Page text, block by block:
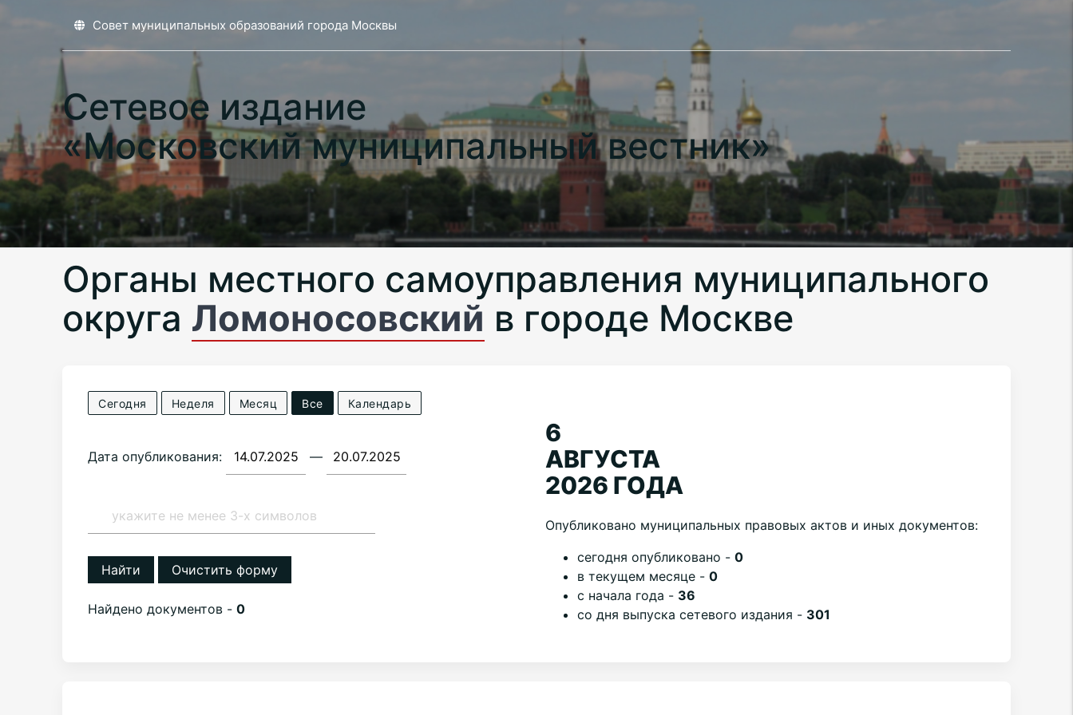
Совет муниципальных образований города Москвы
Сетевое издание
«Московский муниципальный вестник»
Органы местного самоуправления муниципального
округа Ломоносовский в городе Москве
Сегодня Неделя Месяц Все Календарь
Дата опубликования: —
Найти Очистить форму
Найдено документов -0
6
АВГУСТА
2026 ГОДА
Опубликовано муниципальных правовых актов и иных документов:
cегодня опубликовано -0
в текущем месяце -0
с начала года - 36
со дня выпуска сетевого издания - 301